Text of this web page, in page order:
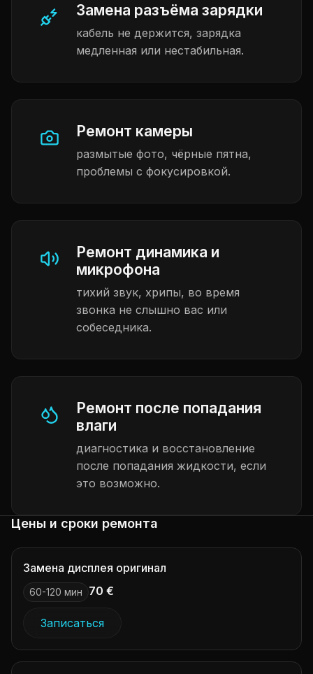
Замена разъёма зарядки
кабель не держится, зарядка
медленная или нестабильная.
Ремонт камеры
размытые фото, чёрные пятна,
проблемы с фокусировкой.
Ремонт динамика и
микрофона
тихий звук, хрипы, во время
звонка не слышно вас или
собеседника.
Ремонт после попадания
влаги
диагностика и восстановление
после попадания жидкости, если
это возможно.
Цены и сроки ремонта
Замена дисплея оригинал
60-120 мин 70 €
Записаться